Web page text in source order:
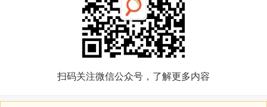
扫码关注微信公众号，了解更多内容